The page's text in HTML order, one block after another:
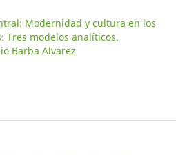
Modernidad y cultura en los
Tres modelos analíticos.
Barba Alvarez